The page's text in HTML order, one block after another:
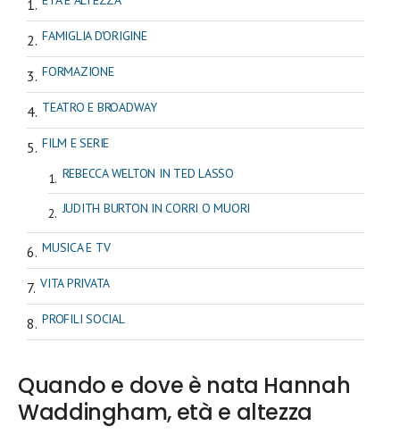
FAMIGLIA D'ORIGINE
FORMAZIONE
TEATRO E BROADWAY
FILM E SERIE
REBECCA WELTON IN TED LASSO
JUDITH BURTON IN CORRI O MUORI
MUSICA E TV
VITA PRIVATA
PROFILI SOCIAL
Quando e dove è nata Hannah
Waddingham, età e altezza